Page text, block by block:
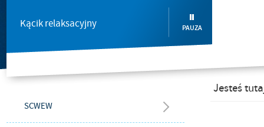
Kącik relaksacyjny PAUZA
SCWEW
Jesteś